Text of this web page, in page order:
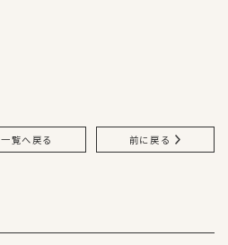
一覧へ戻る 前に戻る